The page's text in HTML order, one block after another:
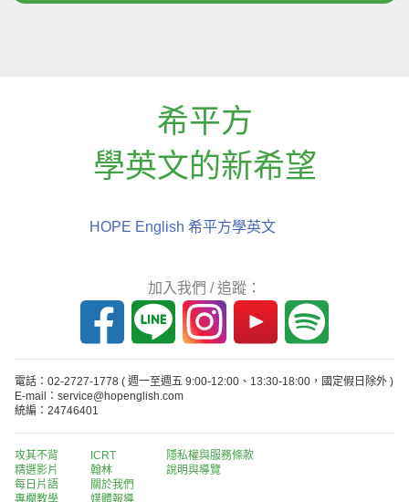
希平方
學英文的新希望
HOPE English 希平方學英文
加入我們 / 追蹤：
電話：02-2727-1778 ( 週一至週五 9:00-12:00、13:30-18:00，國定假日除外 )
E-mail：service@hopenglish.com
統編：24746401
攻其不背
精選影片
每日片語
專欄教學
ICRT
翰林
關於我們
媒體報導
隱私權與服務條款
說明與導覽